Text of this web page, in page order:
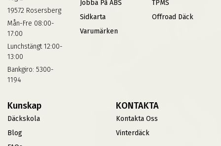
19572 Rosersberg
Mån-Fre 08:00-
17:00
Lunchstängt 12:00-
13:00
Bankgiro: 5300-
1194
Jobba På ABS
Sidkarta
Varumärken
TPMS
Offroad Däck
Kunskap
Däckskola
Blog
KONTAKTA
Kontakta Oss
Vinterdäck